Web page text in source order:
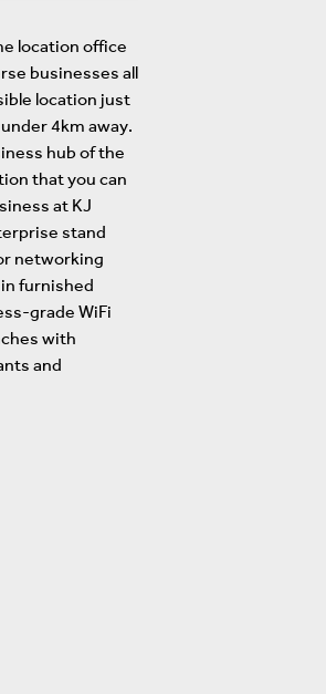
location office
businesses all
location just
4km away.
hub of the
that you can
at KJ
stand
networking
furnished
grade WiFi
with
and